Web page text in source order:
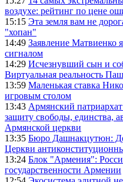
воздухе: рейтинг по цене
15:15 Эта земля вам не
"хопан"
14:49 Заявление Матвиенко
сигналом
14:29 Исчезнувший сын и
Виртуальная реальность
13:59 Маленькая ставка
игровым столом
13:43 Армянский
защиту свободы, единства,
Армянской церкви
13:35 Бюро Дашнакцутюн:
Церкви
13:24 Блок "Армения":
государственности Армении